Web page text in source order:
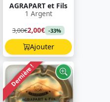
AGRAPART et Fils
1 Argent
3,00€2,00€ -33%
Ajouter
Dernière !